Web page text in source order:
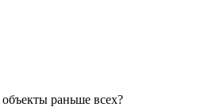
раньше всех?